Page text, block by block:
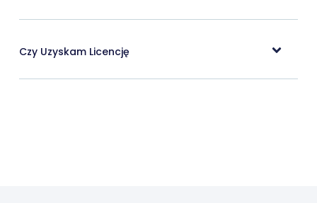
Czy Uzyskam Licencję